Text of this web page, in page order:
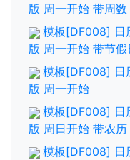
版 周一开始 带周数
模板[DF008] 日
版 周一开始 带节
模板[DF008] 日
版 周一开始
模板[DF008] 日
版 周日开始 带农
模板[DF008] 日